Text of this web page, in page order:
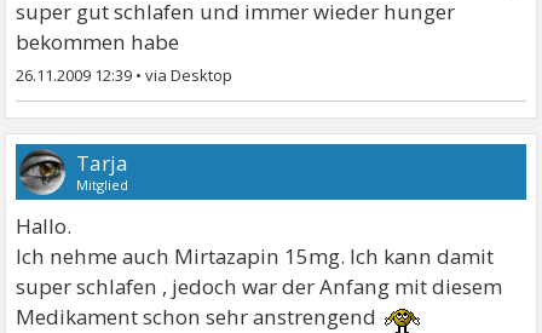
super gut schlafen und immer wieder hunger
bekommen habe
26.11.2009 12:39 •
Tarja
Mitglied
Hallo.
Ich nehme auch Mirtazapin 15mg. Ich kann damit
super schlafen , jedoch war der Anfang mit diesem
Medikament schon sehr anstrengend